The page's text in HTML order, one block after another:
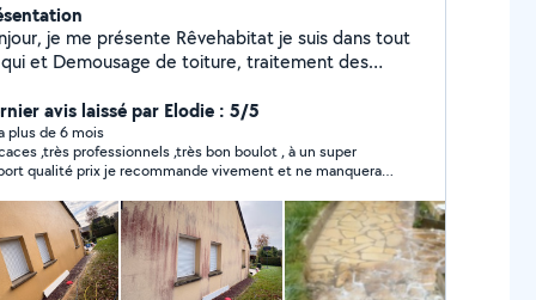
je me présente Rêvehabitat je suis dans tout
et Demousage de toiture, traitement des
service pour l'avancement de mon départ je fais
facilités de paiement et des devis gratuit
avis laissé par Elodie : 5/5
plus de 6 mois
,très professionnels ,très bon boulot , à un super
qualité prix je recommande vivement et ne manquerait